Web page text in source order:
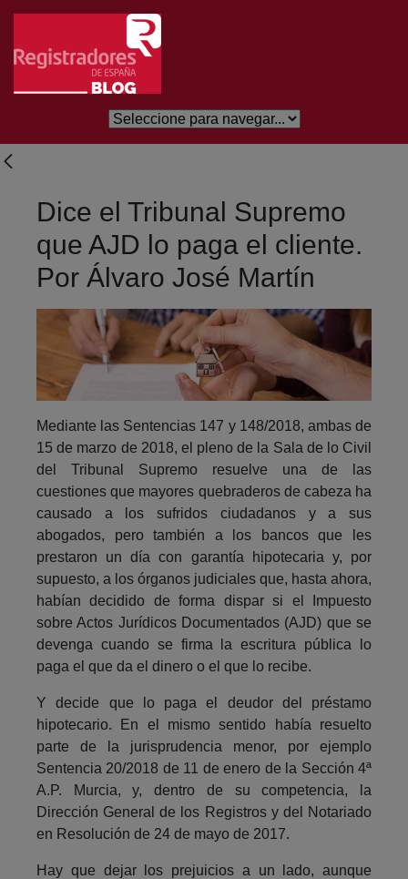
Saltar al contenido principal
Dice el Tribunal Supremo
que AJD lo paga el cliente.
Por Álvaro José Martín
Mediante las Sentencias 147 y 148/2018, ambas de
15 de marzo de 2018, el pleno de la Sala de lo Civil
del Tribunal Supremo resuelve una de las
cuestiones que mayores quebraderos de cabeza ha
causado a los sufridos ciudadanos y a sus
abogados, pero también a los bancos que les
prestaron un día con garantía hipotecaria y, por
supuesto, a los órganos judiciales que, hasta ahora,
habían decidido de forma dispar si el Impuesto
sobre Actos Jurídicos Documentados (AJD) que se
devenga cuando se firma la escritura pública lo
paga el que da el dinero o el que lo recibe.
Y decide que lo paga el deudor del préstamo
hipotecario. En el mismo sentido había resuelto
parte de la jurisprudencia menor, por ejemplo
Sentencia 20/2018 de 11 de enero de la Sección 4ª
A.P. Murcia, y, dentro de su competencia, la
Dirección General de los Registros y del Notariado
en Resolución de 24 de mayo de 2017.
Hay que dejar los prejuicios a un lado, aunque